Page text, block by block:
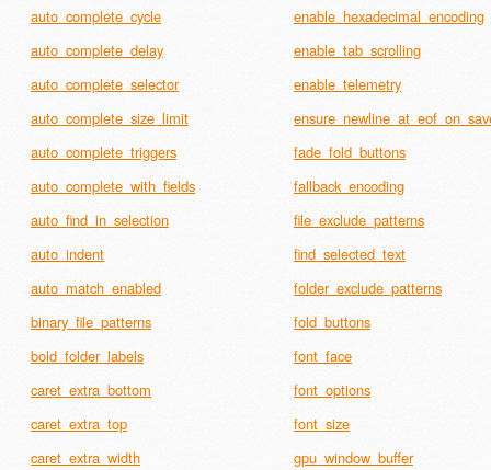
auto_complete_cycle
enable_hexadecimal_encoding
auto_complete_delay
enable_tab_scrolling
auto_complete_selector
enable_telemetry
auto_complete_size_limit
auto_complete_triggers
fade_fold_buttons
auto_complete_with_fields
fallback_encoding
auto_find_in_selection
file_exclude_patterns
auto_indent
find_selected_text
auto_match_enabled
folder_exclude_patterns
binary_file_patterns
fold_buttons
bold_folder_labels
font_face
caret_extra_bottom
font_options
caret_extra_top
font_size
caret_extra_width
gpu_window_buffer